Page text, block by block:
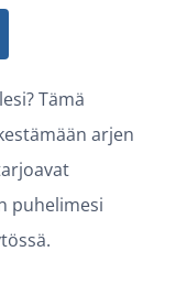
8,45 €.
Tämä
arjen
puhelimesi